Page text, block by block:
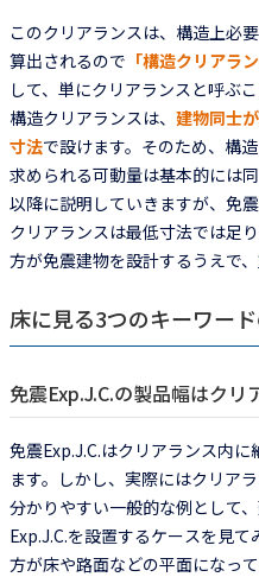
このクリアランスは、構造上必
算出されるので 「構造クリアラン
して、単にクリアランスと呼ぶこ
構造クリアランスは、 建物同士
寸法で設けます。そのため、構
求められる可動量は基本的には同
以降に説明していきますが、免
クリアランスは最低寸法では足
方が免震建物を設計するうえで
床に見る3つのキーワー
免震Exp.J.C.の製品幅はクリ
免震Exp.J.C.はクリアランス内
ます。しかし、実際にはクリア
分かりやすい一般的な例として
Exp.J.C.を設置するケースを見
方が床や路面などの平面になっ